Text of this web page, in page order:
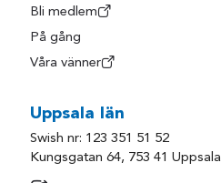
Bli medlem
På gång
Våra vänner
Uppsala län
Swish nr: 123 351 51 52
Kungsgatan 64, 753 41 Uppsala